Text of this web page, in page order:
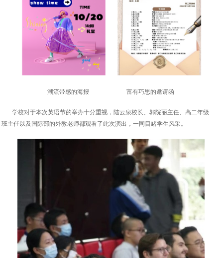
潮流带感的海报 富有巧思的邀请函
学校对于本次英语节的举办十分重视，陆云泉校长、郭院丽主任、高二年级
班主任以及国际部的外教老师都观看了此次演出，一同目睹学生风采。